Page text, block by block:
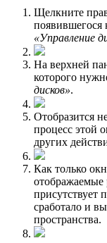
Щелкните
появившегося
«Управление
На верхней
которого
дисков».
Отобразится
процесс этой
других
Как только
отображаемые
присутствует
сработало и
пространства.